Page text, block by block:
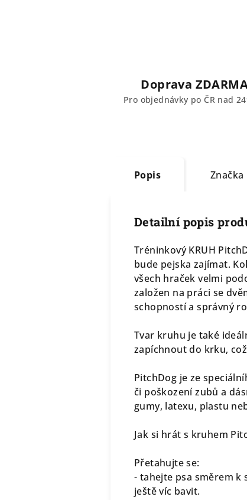
Doprava
Pro objednávky po ČR nad
Popis Značka
Detailní popis
Tréninkový KRUH
bude pejska zajímat.
všech hraček velmi
založen na práci se
schopností a správný
Tvar kruhu je také
zapíchnout do krku,
PitchDog je ze
či poškození zubů a
gumy, latexu, plastu
Jak si hrát s kruhem
Přetahujte se:
- tahejte psa směrem k
ještě víc bavit.